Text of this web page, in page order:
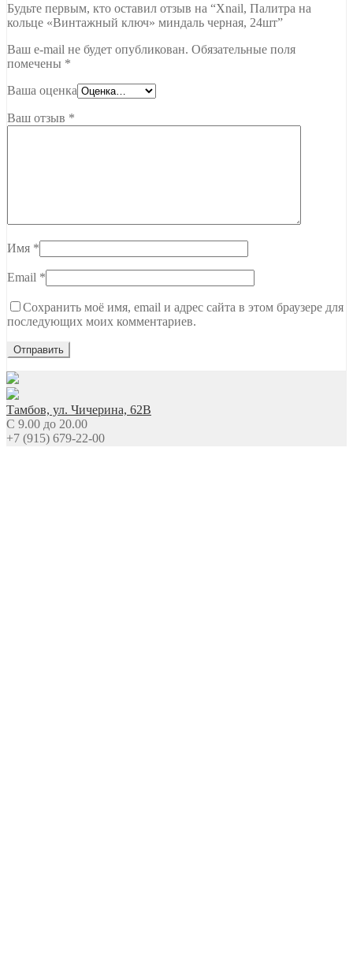
Будьте первым, кто оставил отзыв на “Xnail, Палитра на
кольце «Винтажный ключ» миндаль черная, 24шт”
Ваш e-mail не будет опубликован. Обязательные поля
помечены *
Ваша оценка
Ваш отзыв *
Имя *
Email *
Сохранить моё имя, email и адрес сайта в этом браузере для
последующих моих комментариев.
Тамбов, ул. Чичерина, 62В
C 9.00 до 20.00
+7 (915) 679-22-00